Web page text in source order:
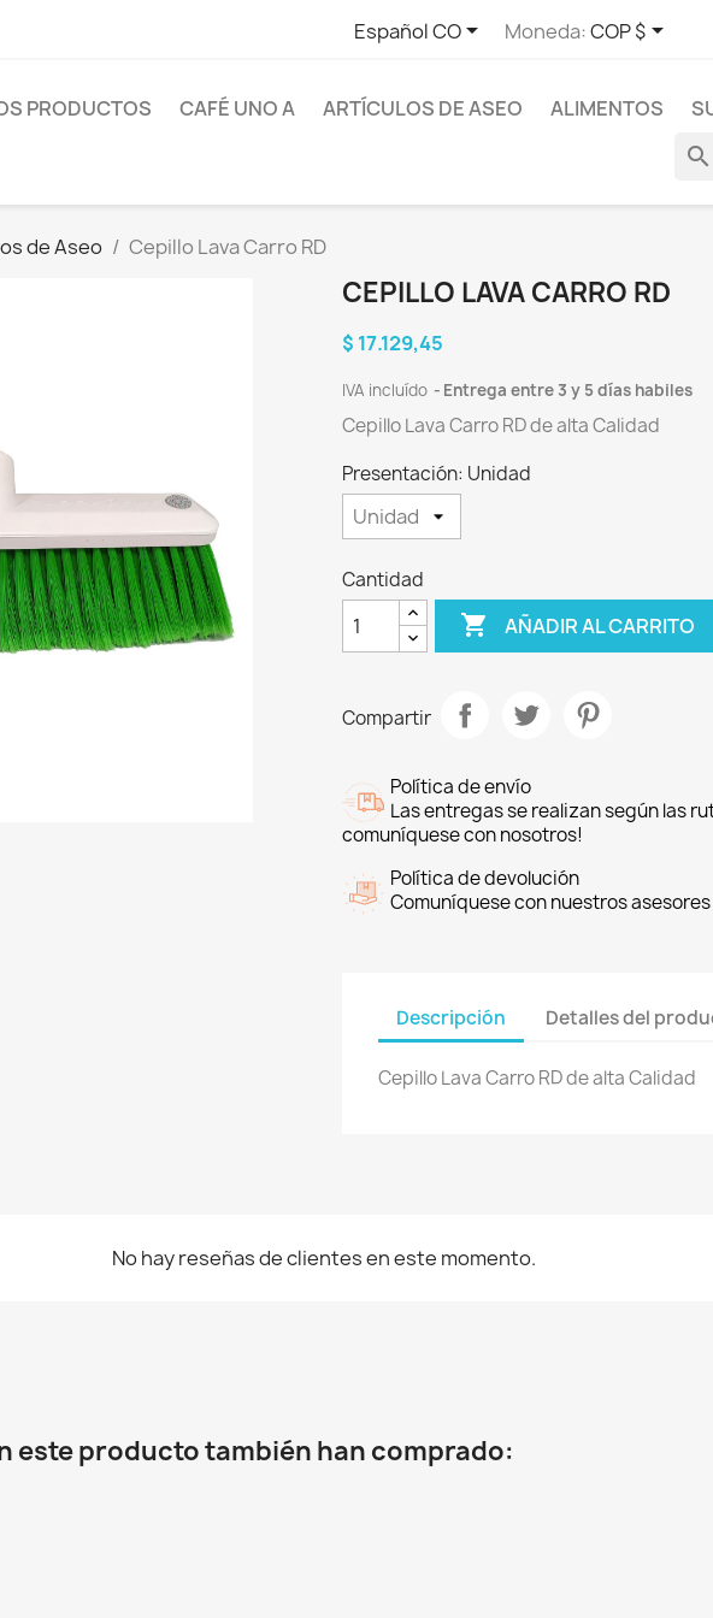
Español CO Moneda:COP $
PRODUCTOS CAFÉ UNO A ARTÍCULOS DE ASEO ALIMENTOS
search
de Aseo Cepillo Lava Carro RD
CEPILLO LAVA CARRO RD
$ 17.129,45
IVA incluído Entrega entre 3 y 5 días habiles
Cepillo Lava Carro RD de alta Calidad
Presentación: Unidad
Cantidad
 AÑADIR AL CARRITO
Compartir
Política de envío
Las entregas se realizan según las
comuníquese con nosotros!
Política de devolución
Comuníquese con nuestros
Descripción Detalles del
Cepillo Lava Carro RD de alta Calidad
No hay reseñas de clientes en este momento.
este producto también han comprado: